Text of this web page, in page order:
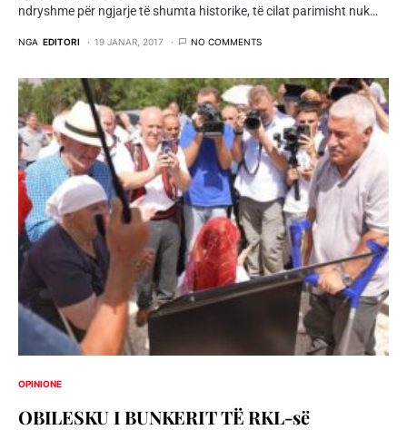
ndryshme për ngjarje të shumta historike, të cilat parimisht nuk…
NGA EDITORI 19 JANAR, 2017 NO COMMENTS
OPINIONE
OBILESKU I BUNKERIT TË RKL-së